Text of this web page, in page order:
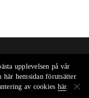
upplevelsen på vår
här hemsidan förutsätter
av cookies här.